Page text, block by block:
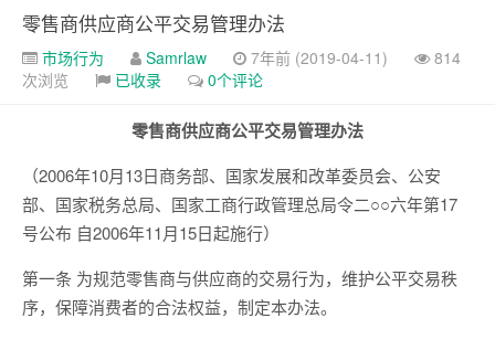
零售商供应商公平交易管理办法
市场行为 Samrlaw 7年前 (2019-04-11)
814
次浏览
已收录 0个评论
零售商供应商公平交易管理办法
（2006年10月13日商务部、国家发展和改革委员会、公安
部、国家税务总局、国家工商行政管理总局令二○○六年第17
号公布 自2006年11月15日起施行）
第一条 为规范零售商与供应商的交易行为，维护公平交易秩
序，保障消费者的合法权益，制定本办法。